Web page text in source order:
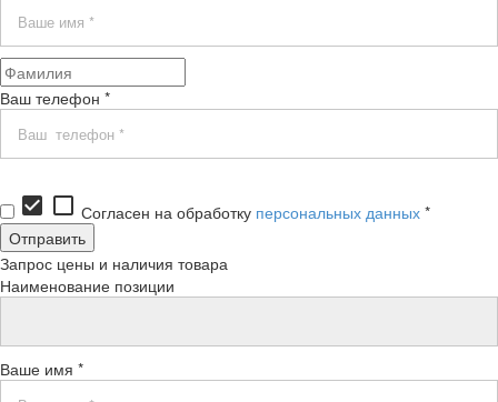
Ваш телефон *
check_box check_box_outline_blank Согласен на обработку персональных данных *
Запрос цены и наличия товара
Наименование позиции
Ваше имя *